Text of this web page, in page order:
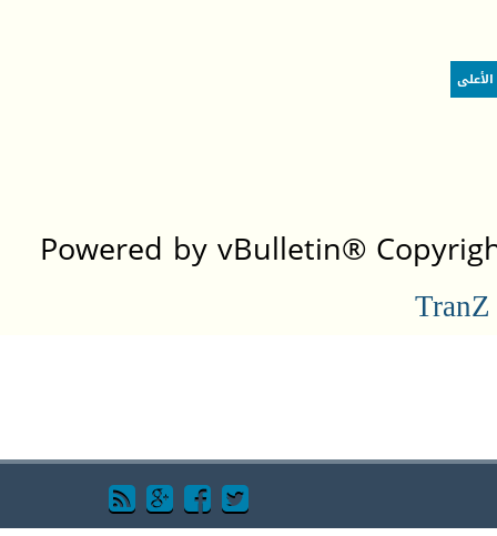
الأعلى
Powered by vBulletin®